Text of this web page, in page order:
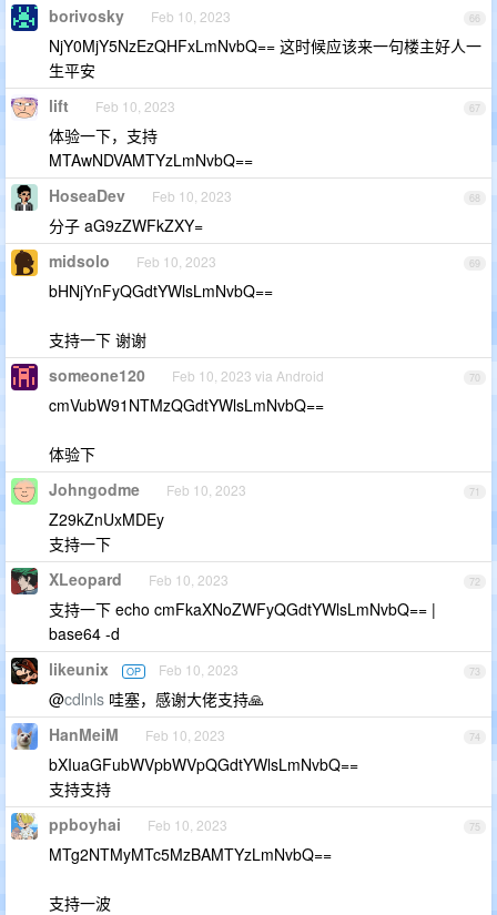
66
borivosky Feb 10, 2023
NjY0MjY5NzEzQHFxLmNvbQ== 这时候应该来一句楼主好人一
生平安
67
lift Feb 10, 2023
体验一下，支持
MTAwNDVAMTYzLmNvbQ==
68
HoseaDev Feb 10, 2023
分子 aG9zZWFkZXY=
69
midsolo Feb 10, 2023
bHNjYnFyQGdtYWlsLmNvbQ==
支持一下 谢谢
70
someone120 Feb 10, 2023 via Android
cmVubW91NTMzQGdtYWlsLmNvbQ==
体验下
71
Johngodme Feb 10, 2023
Z29kZnUxMDEy
支持一下
72
XLeopard Feb 10, 2023
支持一下 echo cmFkaXNoZWFyQGdtYWlsLmNvbQ== |
base64 -d
73
likeunix OP Feb 10, 2023
@cdlnls 哇塞，感谢大佬支持🙏
74
HanMeiM Feb 10, 2023
bXIuaGFubWVpbWVpQGdtYWlsLmNvbQ==
支持支持
75
ppboyhai Feb 10, 2023
MTg2NTMyMTc5MzBAMTYzLmNvbQ==
支持一波